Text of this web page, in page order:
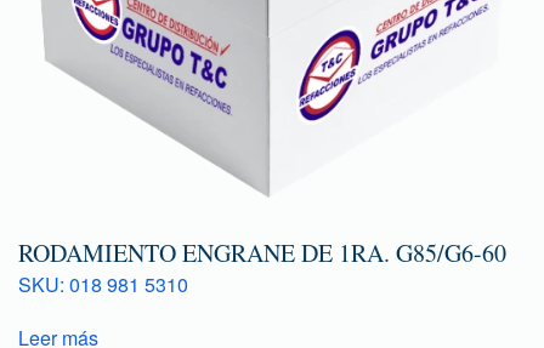
RODAMIENTO ENGRANE DE 1RA. G85/G6-60
SKU: 018 981 5310
Leer más